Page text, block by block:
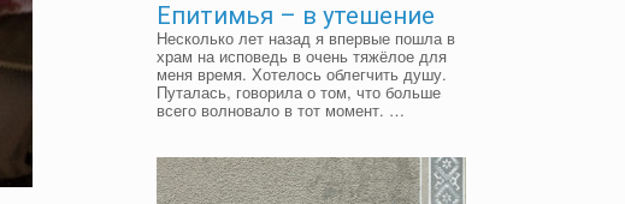
Епитимья – в утешение
Несколько лет назад я впервые пошла в
храм на исповедь в очень тяжёлое для
меня время. Хотелось облегчить душу.
Путалась, говорила о том, что больше
всего волновало в тот момент. …